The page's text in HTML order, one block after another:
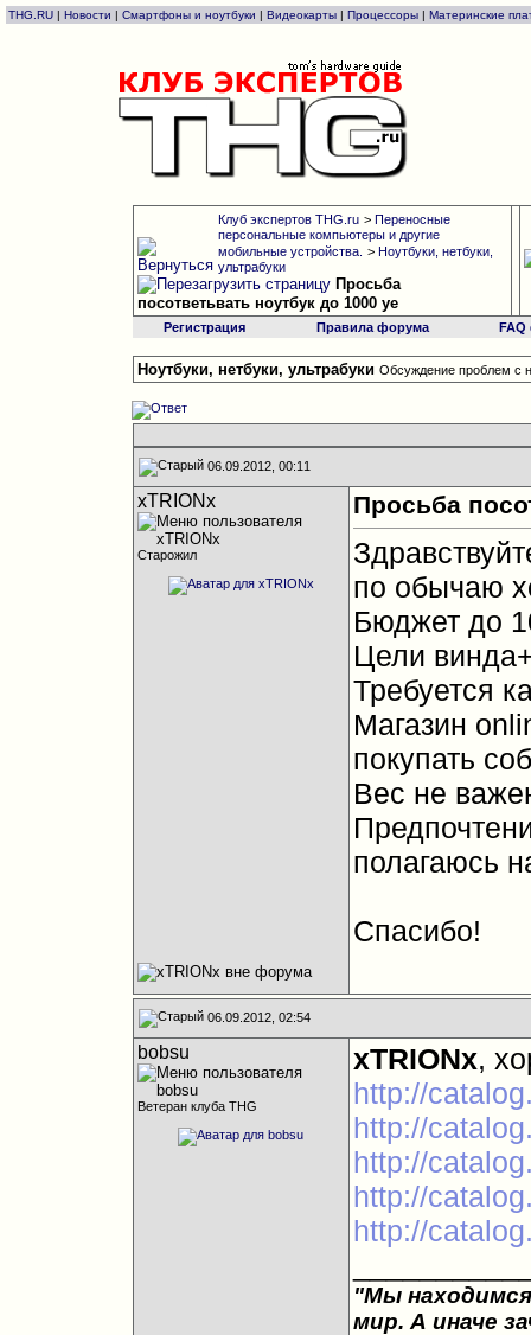
THG.RU | Новости | Смартфоны и ноутбуки | Видеокарты | Процессоры | Материнские
Клуб экспертов THG.ru > Переносные
персональные компьютеры и другие
мобильные устройства. > Ноутбуки, нетбуки,
ультрабуки
Просьба
посответьвать ноутбук до 1000 уе
Регистрация Правила форума
Ноутбуки, нетбуки, ультрабуки Обсуждение проблем с
06.09.2012, 00:11
xTRIONx
Старожил
Просьба
по обычаю
Бюджет до
Цели
Требуется
Магазин
покупать
Вес не
полагаюсь
Спасибо!
06.09.2012, 02:54
bobsu
Ветеран клуба THG
xTRIONx,
http://
http://
http://
http://
http://
"Мы
мир. А иначе